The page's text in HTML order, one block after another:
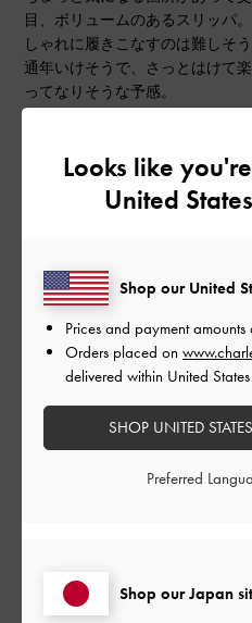
目、ボリュームのあるスリッパ
しゃれに履きこなすのは難しそ
通年いけそうで、さっとはけて
ってなりそうな予感。
デザイン
とてもよ
もっと見る
このレビュー
購入品について
Looks like
United
Shop our Japan
Shop our United
Prices and payment
Orders placed on
delivered within United
SHOP UNITED
Preferred